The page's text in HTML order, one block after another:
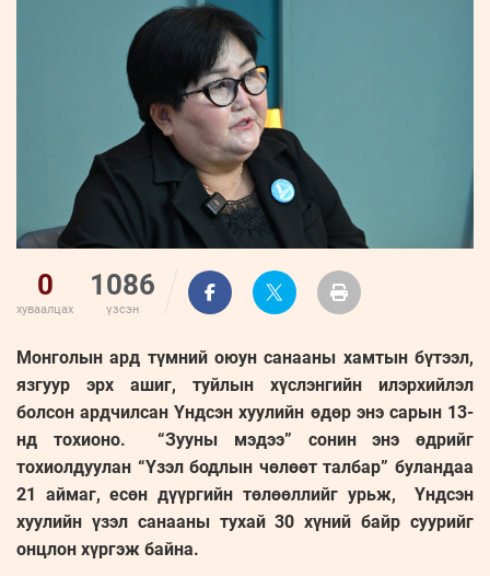
Бүртгүүлэх
Нэвтрэх
Бизнес
Leaderships
forum
ФОТО
УРЛАГ
0
хуваалцах
1086
үзсэн
Монголын ард түмний оюун санааны хамтын бүтээл,
язгуур эрх ашиг, туйлын хүслэнгийн илэрхийлэл
болсон ардчилсан Үндсэн хуулийн өдөр энэ сарын 13-
нд тохионо. “Зууны мэдээ” сонин энэ өдрийг
тохиолдуулан “Үзэл бодлын чөлөөт талбар” буландаа
21 аймаг, есөн дүүргийн төлөөллийг урьж, Үндсэн
хуулийн үзэл санааны тухай 30 хүний байр суурийг
онцлон хүргэж байна.